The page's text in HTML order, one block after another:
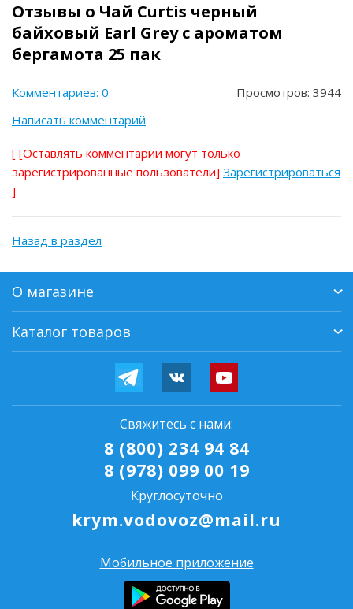
Отзывы о Чай Curtis черный
байховый Earl Grey с ароматом
бергамота 25 пак
Комментариев: 0
Просмотров: 3944
Написать комментарий
[ [Оставлять комментарии могут только
зарегистрированные пользователи] Зарегистрироваться
]
Назад в раздел
О магазине
Каталог товаров
Свяжитесь с нами:
8 (800) 234 94 84
8 (978) 099 00 19
Круглосуточно
krym.vodovoz@mail.ru
Мобильное приложение